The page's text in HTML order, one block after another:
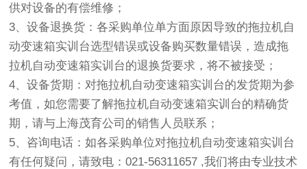
供对设备的有偿维修；
3、设备退换货：各采购单位单方面原因导致的拖拉机自
动变速箱实训台选型错误或设备购买数量错误，造成拖
拉机自动变速箱实训台的退换货要求，将不被接受；
4、设备货期：对拖拉机自动变速箱实训台的发货期为参
考值，如您需要了解拖拉机自动变速箱实训台的精确货
期，请与上海茂育公司的销售人员联系；
5、咨询电话：如各采购单位对拖拉机自动变速箱实训台
有任何疑问，请致电：021-56311657 ,我们将由专业技术